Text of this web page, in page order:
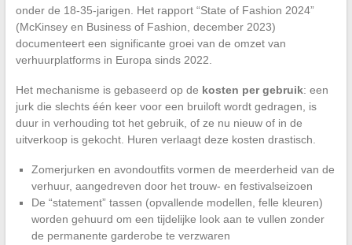
onder de 18-35-jarigen. Het rapport “State of Fashion 2024”
(McKinsey en Business of Fashion, december 2023)
documenteert een significante groei van de omzet van
verhuurplatforms in Europa sinds 2022.
Het mechanisme is gebaseerd op de kosten per gebruik: een
jurk die slechts één keer voor een bruiloft wordt gedragen, is
duur in verhouding tot het gebruik, of ze nu nieuw of in de
uitverkoop is gekocht. Huren verlaagt deze kosten drastisch.
Zomerjurken en avondoutfits vormen de meerderheid van de
verhuur, aangedreven door het trouw- en festivalseizoen
De “statement” tassen (opvallende modellen, felle kleuren)
worden gehuurd om een tijdelijke look aan te vullen zonder
de permanente garderobe te verzwaren